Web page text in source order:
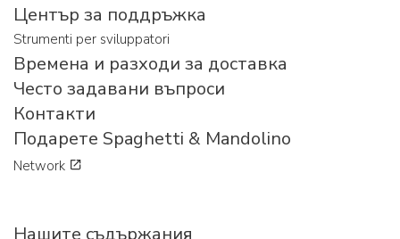
Център за поддръжка
Strumenti per sviluppatori
Времена и разходи за доставка
Често задавани въпроси
Контакти
Подарете Spaghetti & Mandolino
Network
Нашите съдържания